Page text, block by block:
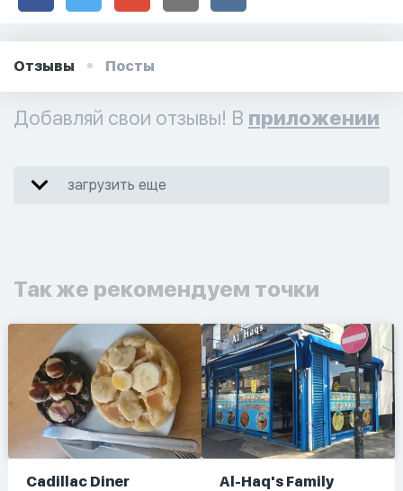
Отзывы Посты
Добавляй свои отзывы! В приложении
загрузить еще
Так же рекомендуем точки
Cadillac Diner
Al-Haq's Family